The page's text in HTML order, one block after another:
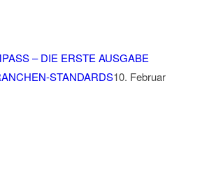
– DIE ERSTE AUSGABE
STANDARDS10. Februar